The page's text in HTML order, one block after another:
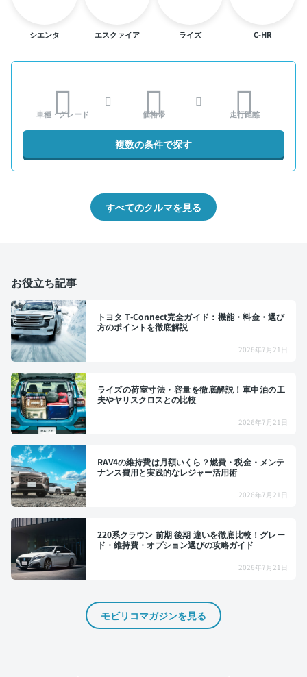
シエンタ エスクァイア ライズ C-HR
車種・グレード 価格帯 走行距離
複数の条件で探す
すべてのクルマを見る
お役立ち記事
トヨタ T-Connect完全ガイド：機能・料金・選び
方のポイントを徹底解説
2026年7月21日
ライズの荷室寸法・容量を徹底解説！車中泊の工
夫やヤリスクロスとの比較
2026年7月21日
RAV4の維持費は月額いくら？燃費・税金・メンテ
ナンス費用と実践的なレジャー活用術
2026年7月21日
220系クラウン 前期 後期 違いを徹底比較！グレー
ド・維持費・オプション選びの攻略ガイド
2026年7月21日
モビリコマガジンを見る